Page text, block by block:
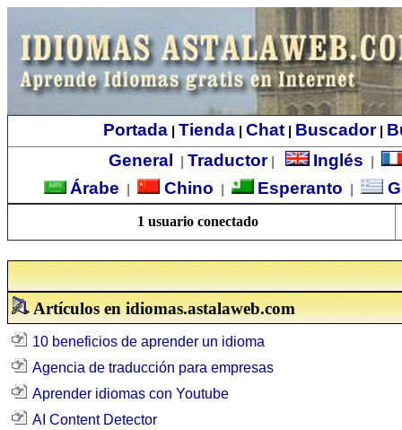
Portada Tienda Chat Buscador|
General
Traductor| Inglés
Árabe Chino Esperanto
1 usuario conectado
Artículos en idiomas.astalaweb.com
10 beneficios de aprender un idioma
Agencia de traducción para empresas
Aprender idiomas con Youtube
AI Content Detector